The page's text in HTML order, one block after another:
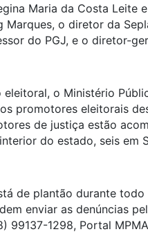
Maria da Costa Leite
o diretor da
do PGJ, e o diretor-
o Ministério
promotores eleitorais
de justiça estão
do estado, seis em
de plantão durante
enviar as denúncias
99137-1298, Portal